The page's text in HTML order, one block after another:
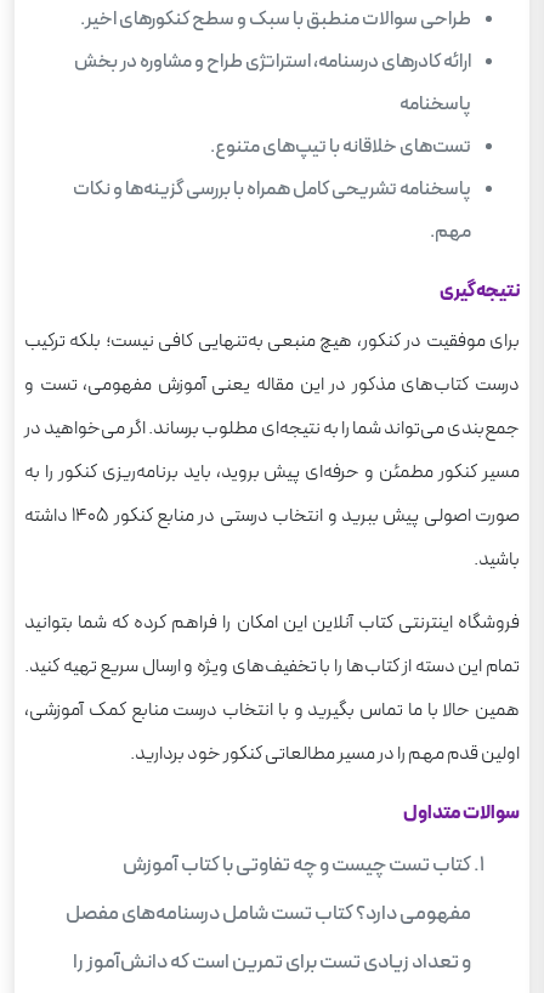
طراحی سوالات منطبق با سبک و سطح کنکورهای اخیر.
ارائه کادرهای درسنامه، استراتژی طراح و مشاوره در بخش
پاسخنامه
تست‌های خلاقانه با تیپ‌های متنوع.
پاسخنامه تشریحی کامل همراه با بررسی گزینه‌ها و نکات
مهم.
نتیجه‌گیری
برای موفقیت در کنکور، هیچ منبعی به‌تنهایی کافی نیست؛ بلکه ترکیب
درست کتاب‌های مذکور در این مقاله یعنی آموزش مفهومی، تست و
جمع‌بندی می‌تواند شما را به نتیجه‌‌ای مطلوب برساند. اگر می‌خواهید در
مسیر کنکور مطمئن و حرفه‌ای پیش بروید، باید برنامه‌ریزی کنکور را به
صورت اصولی پیش ببرید و انتخاب درستی در منابع کنکور 1405 داشته
باشید.
فروشگاه اینترنتی کتاب آنلاین این امکان را فراهم کرده که شما بتوانید
تمام این دسته از کتاب‌ها را با تخفیف‌های ویژه و ارسال سریع تهیه کنید.
همین حالا با ما تماس بگیرید و با انتخاب درست منابع کمک آموزشی،
اولین قدم مهم را در مسیر مطالعاتی کنکور خود بردارید.
سوالات متداول
کتاب تست چیست و چه تفاوتی با کتاب آموزش
مفهومی دارد؟ کتاب تست شامل درسنامه‌های مفصل
و تعداد زیادی تست برای تمرین است که دانش‌آموز را